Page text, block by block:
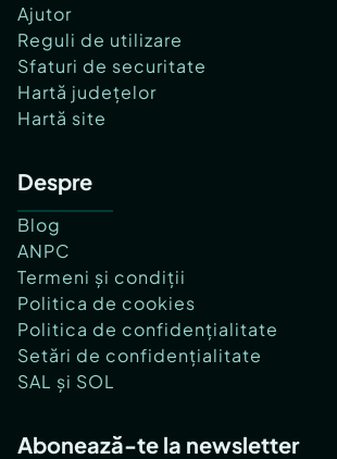
Ajutor
Reguli de utilizare
Sfaturi de securitate
Hartă județelor
Hartă site
Despre
Blog
ANPC
Termeni și condiții
Politica de cookies
Politica de confidențialitate
Setări de confidențialitate
SAL și SOL
Abonează-te la newsletter